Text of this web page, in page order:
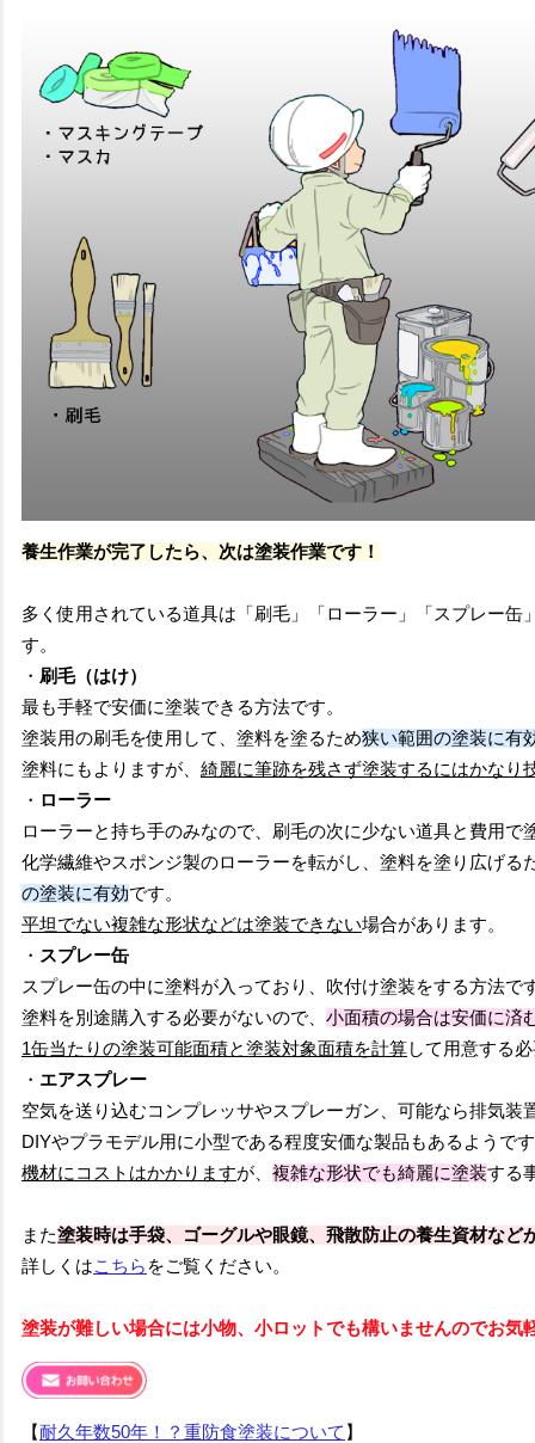
養生作業が完了したら、次は塗装作業です！
多く使用されている道具は「刷毛」「ローラー」「スプレー缶
す。
・ 刷毛（はけ）
最も手軽で安価に塗装できる方法です。
塗装用の刷毛を使用して、塗料を塗るため狭い範囲の塗装に有
塗料にもよりますが、 綺麗に筆跡を残さず塗装するにはかなり
・ ローラー
ローラーと持ち手のみなので、刷毛の次に少ない道具と費用で
化学繊維やスポンジ製のローラーを転がし、塗料を塗り広げる
の塗装に有効です。
平坦でない複雑な形状などは塗装できない場合があります。
・ スプレー缶
スプレー缶の中に塗料が入っており、吹付け塗装をする方法で
塗料を別途購入する必要がないので、 小面積の場合は安価に済
1缶当たりの塗装可能面積と塗装対象面積を計算して用意する
・ エアスプレー
空気を送り込むコンプレッサやスプレーガン、可能なら排気装
DIYやプラモデル用に小型である程度安価な製品もあるようで
機材にコストはかかりますが、 複雑な形状でも綺麗に塗装する
また塗装時は手袋、ゴーグルや眼鏡、飛散防止の養生資材など
詳しくはこちら をご覧ください。
塗装が難しい場合には小物、小ロットでも構いませんのでお気
【耐久年数50年！？重防食塗装について 】